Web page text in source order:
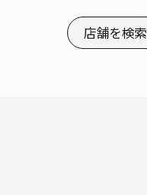
店舗を検索